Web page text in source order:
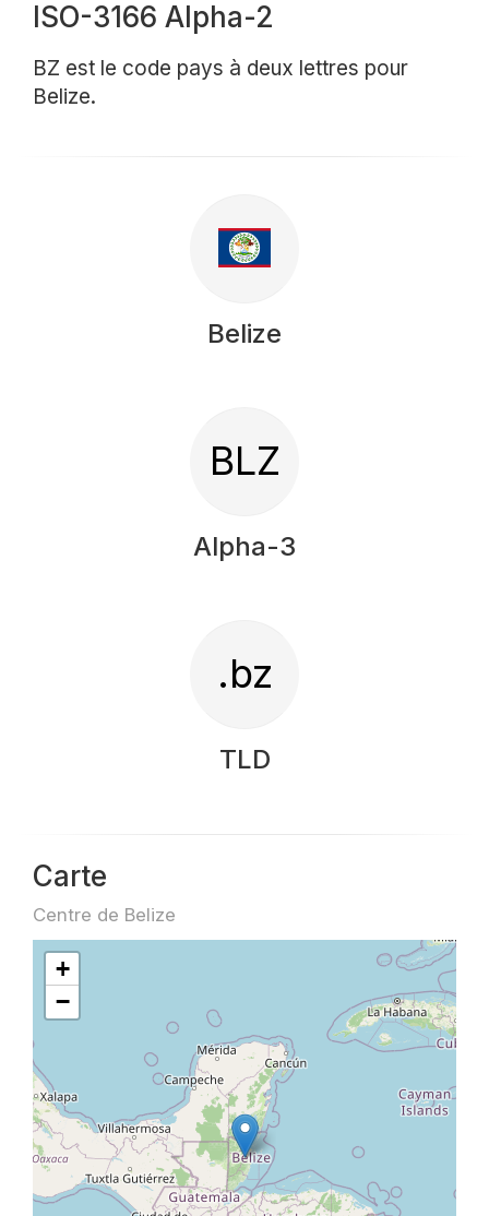
ISO-3166 Alpha-2
BZ est le code pays à deux lettres pour
Belize.
Belize
BLZ
Alpha-3
.bz
TLD
Carte
Centre de Belize
+
−